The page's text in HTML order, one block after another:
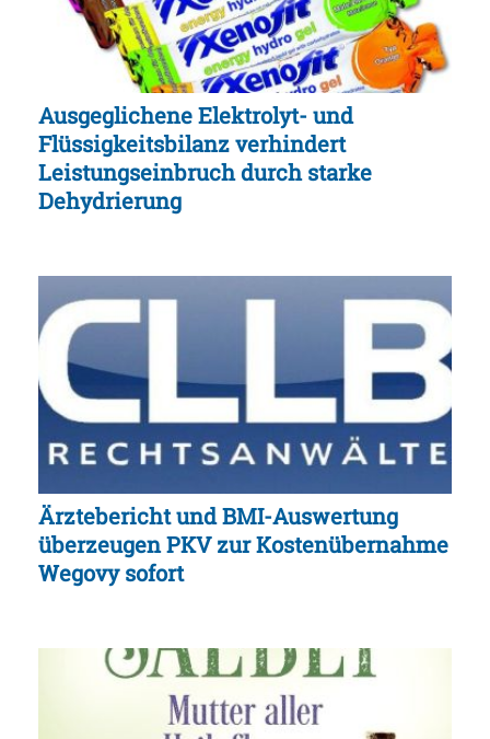
Ausgeglichene Elektrolyt- und
Flüssigkeitsbilanz verhindert
Leistungseinbruch durch starke
Dehydrierung
Ärztebericht und BMI-Auswertung
überzeugen PKV zur Kostenübernahme
Wegovy sofort